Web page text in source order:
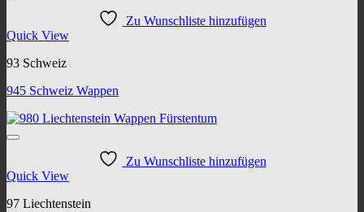
Zu Wunschliste hinzufügen
Quick View
93 Schweiz
945 Schweiz Wappen
Zu Wunschliste hinzufügen
Quick View
97 Liechtenstein